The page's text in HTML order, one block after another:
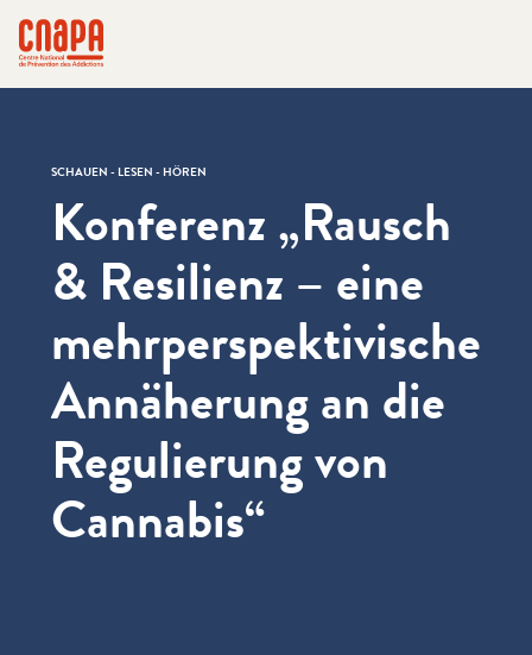
cnapa
SCHAUEN - LESEN - HÖREN
Konferenz „Rausch
& Resilienz – eine
mehrperspektivische
Annäherung an die
Regulierung von
Cannabis“